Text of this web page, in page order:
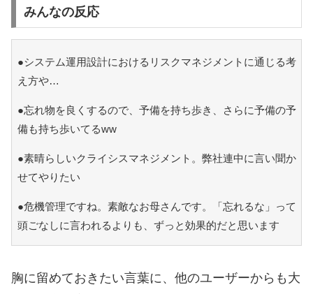
みんなの反応
●システム運用設計におけるリスクマネジメントに通じる考
え方や…
●忘れ物を良くするので、予備を持ち歩き、さらに予備の予
備も持ち歩いてるww
●素晴らしいクライシスマネジメント。弊社連中に言い聞か
せてやりたい
●危機管理ですね。素敵なお母さんです。「忘れるな」って
頭ごなしに言われるよりも、ずっと効果的だと思います
胸に留めておきたい言葉に、他のユーザーからも大